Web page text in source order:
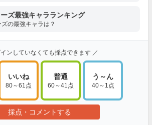
ズ最強キャラランキング
の最強キャラは？
ンしていなくても採点できます ／
いいね
80～61点
普通
60～41点
う～ん
40～1点
採点・コメントする